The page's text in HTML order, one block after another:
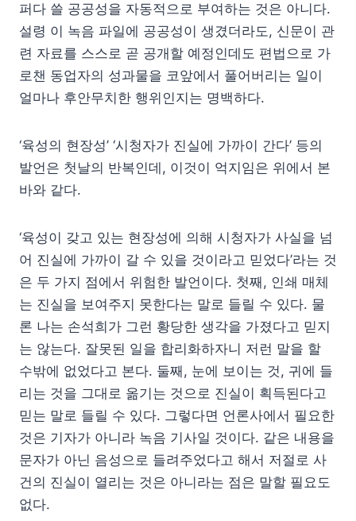
퍼다 쓸 공공성을 자동적으로 부여하는 것은 아니다.
설령 이 녹음 파일에 공공성이 생겼더라도, 신문이 관
련 자료를 스스로 곧 공개할 예정인데도 편법으로 가
로챈 동업자의 성과물을 코앞에서 풀어버리는 일이
얼마나 후안무치한 행위인지는 명백하다.
‘육성의 현장성’ ‘시청자가 진실에 가까이 간다’ 등의
발언은 첫날의 반복인데, 이것이 억지임은 위에서 본
바와 같다.
‘육성이 갖고 있는 현장성에 의해 시청자가 사실을 넘
어 진실에 가까이 갈 수 있을 것이라고 믿었다’라는 것
은 두 가지 점에서 위험한 발언이다. 첫째, 인쇄 매체
는 진실을 보여주지 못한다는 말로 들릴 수 있다. 물
론 나는 손석희가 그런 황당한 생각을 가졌다고 믿지
는 않는다. 잘못된 일을 합리화하자니 저런 말을 할
수밖에 없었다고 본다. 둘째, 눈에 보이는 것, 귀에 들
리는 것을 그대로 옮기는 것으로 진실이 획득된다고
믿는 말로 들릴 수 있다. 그렇다면 언론사에서 필요한
것은 기자가 아니라 녹음 기사일 것이다. 같은 내용을
문자가 아닌 음성으로 들려주었다고 해서 저절로 사
건의 진실이 열리는 것은 아니라는 점은 말할 필요도
없다.